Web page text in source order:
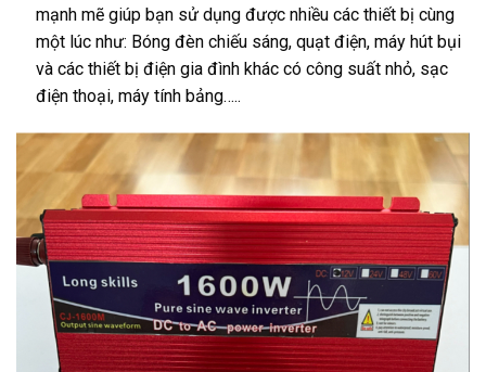
mạnh mẽ giúp bạn sử dụng được nhiều các thiết bị cùng
một lúc như: Bóng đèn chiếu sáng, quạt điện, máy hút bụi
và các thiết bị điện gia đình khác có công suất nhỏ, sạc
điện thoại, máy tính bảng…..